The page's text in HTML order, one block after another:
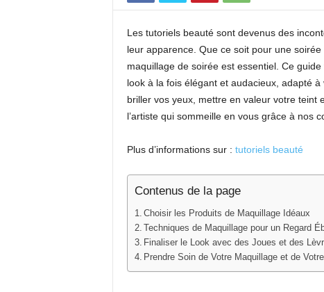
Les tutoriels beauté sont devenus des
leur apparence. Que ce soit pour une
maquillage de soirée est essentiel. Ce
look à la fois élégant et audacieux, adapté
briller vos yeux, mettre en valeur votre teint
l’artiste qui sommeille en vous grâce à nos
Plus d’informations sur : tutoriels beauté
Contenus de la page
Choisir les Produits de Maquillage Idéaux
Techniques de Maquillage pour un Regard
Finaliser le Look avec des Joues et des
Prendre Soin de Votre Maquillage et de